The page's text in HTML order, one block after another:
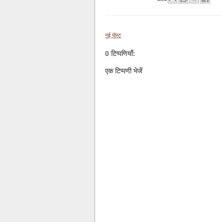
नई पोस्ट
0 टिप्पणियाँ:
एक टिप्पणी भेजें